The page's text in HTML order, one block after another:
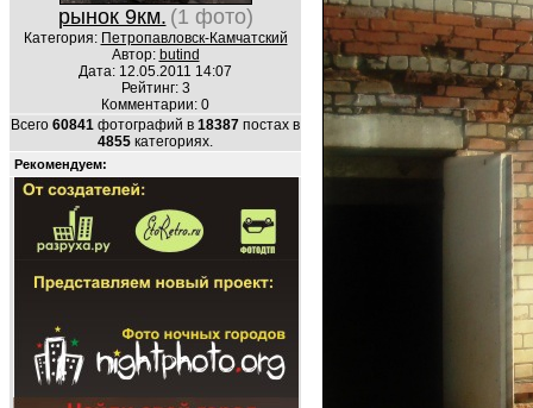
рынок 9км. (1 фото)
Категория: Петропавловск-Камчатский
Автор: butind
Дата: 12.05.2011 14:07
Рейтинг: 3
Комментарии: 0
Всего 60841 фотографий в 18387 постах в
4855 категориях.
Рекомендуем: